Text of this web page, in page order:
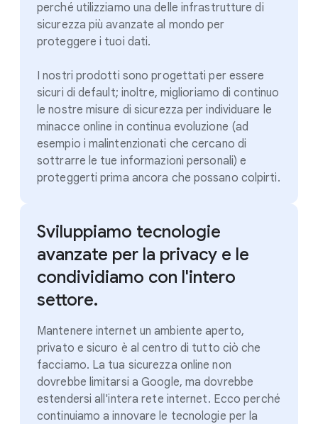
perché utilizziamo una delle infrastrutture di
sicurezza più avanzate al mondo per
proteggere i tuoi dati.
I nostri prodotti sono progettati per essere
sicuri di default; inoltre, miglioriamo di continuo
le nostre misure di sicurezza per individuare le
minacce online in continua evoluzione (ad
esempio i malintenzionati che cercano di
sottrarre le tue informazioni personali) e
proteggerti prima ancora che possano colpirti.
Sviluppiamo tecnologie
avanzate per la privacy e le
condividiamo con l'intero
settore.
Mantenere internet un ambiente aperto,
privato e sicuro è al centro di tutto ciò che
facciamo. La tua sicurezza online non
dovrebbe limitarsi a Google, ma dovrebbe
estendersi all'intera rete internet. Ecco perché
continuiamo a innovare le tecnologie per la